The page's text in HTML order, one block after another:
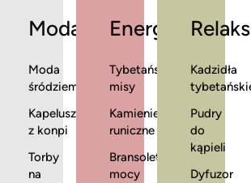
Moda
Moda
śródziemnomorska
Kapelusze
z konpi
Torby
na
Energia
Tybetańskie
misy
Kamienie
runiczne
Bransoletki
mocy
Relaks
Kadzidła
Pudry
do
kąpieli
Dyfuzor